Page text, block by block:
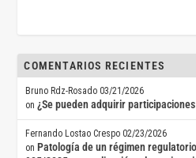
COMENTARIOS RECIENTES
Bruno Rdz-Rosado 03/21/2026
on¿Se pueden adquirir
Fernando Lostao Crespo 02/23/2026
on Patología de un régimen